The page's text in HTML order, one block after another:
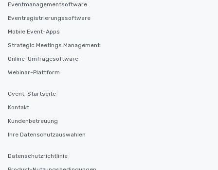
Eventmanagementsoftware
Eventregistrierungssoftware
Mobile Event-Apps
Strategic Meetings Management
Online-Umfragesoftware
Webinar-Plattform
Cvent-Startseite
Kontakt
Kundenbetreuung
Ihre Datenschutzauswahlen
Datenschutzrichtlinie